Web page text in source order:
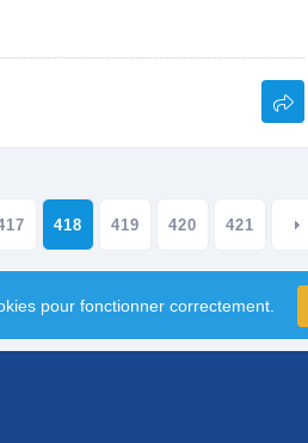
418 419 420 421
pour fonctionner correctement.